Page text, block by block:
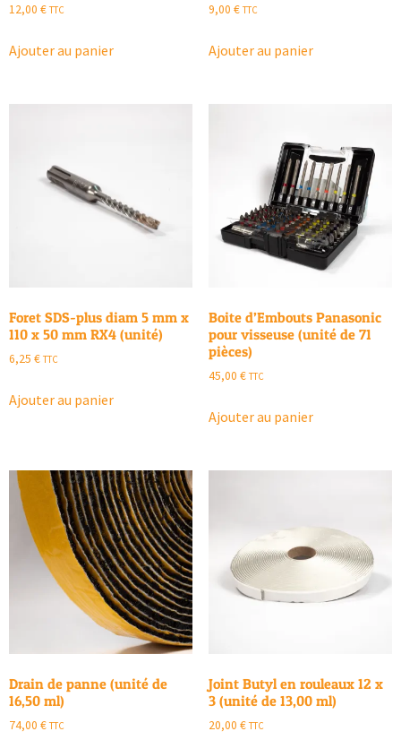
12,00 € TTC
Ajouter au panier
9,00 € TTC
Ajouter au panier
Foret SDS-plus diam 5 mm x
110 x 50 mm RX4 (unité)
6,25 € TTC
Ajouter au panier
Boite d’Embouts Panasonic
pour visseuse (unité de 71
pièces)
45,00 € TTC
Ajouter au panier
Drain de panne (unité de
16,50 ml)
74,00 € TTC
Joint Butyl en rouleaux 12 x
3 (unité de 13,00 ml)
20,00 € TTC